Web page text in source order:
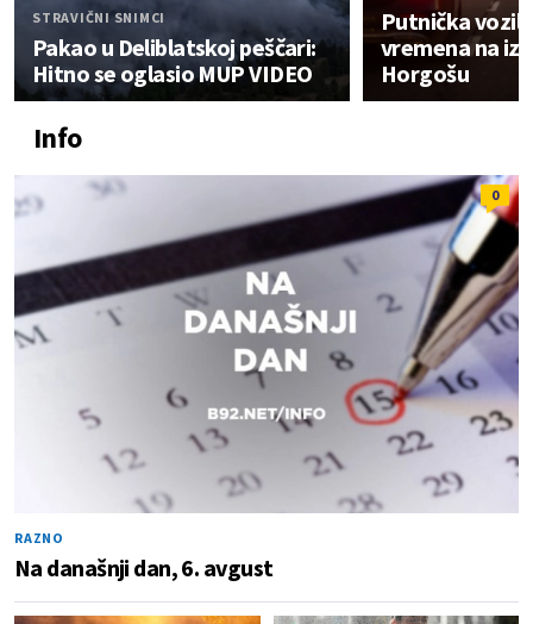
STRAVIČNI SNIMCI
Pakao u Deliblatskoj peščari:
Hitno se oglasio MUP VIDEO
Putnička
vremena na
Horgošu
Info
0
RAZNO
Na današnji dan, 6. avgust